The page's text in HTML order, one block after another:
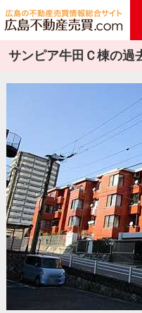
サンピア牛田Ｃ棟の過